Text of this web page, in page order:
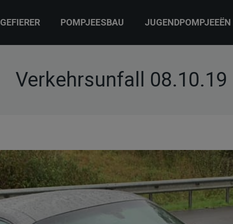
GEFIERER POMPJEESBAU JUGENDPOMPJEEËN
Verkehrsunfall 08.10.19